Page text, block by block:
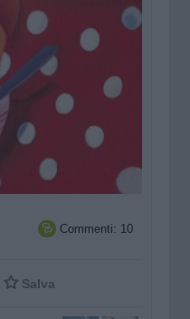
 Commenti: 10
 Salva